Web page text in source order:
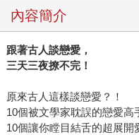
的隱居隆中，就像起跑不
諸葛亮獻策，讓生命能量
之戰，形成三國鼎立之勢
後國君託孤與北伐之志，
而後已。因而，每位古潮
命獨一無二的光芒。 2.《
《國學潮人誌2》介紹了
內容簡介
跟著古人談戀愛，
三天三夜撩不完！
原來古人這樣談戀愛？！
10個被文學家耽誤的戀愛高
10個讓你瞠目結舌的超展開